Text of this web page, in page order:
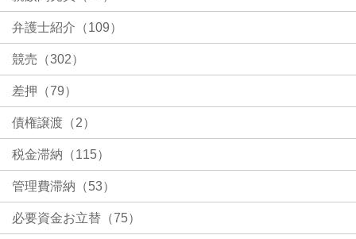
弁護士紹介（109）
競売（302）
差押（79）
債権譲渡（2）
税金滞納（115）
管理費滞納（53）
必要資金お立替（75）